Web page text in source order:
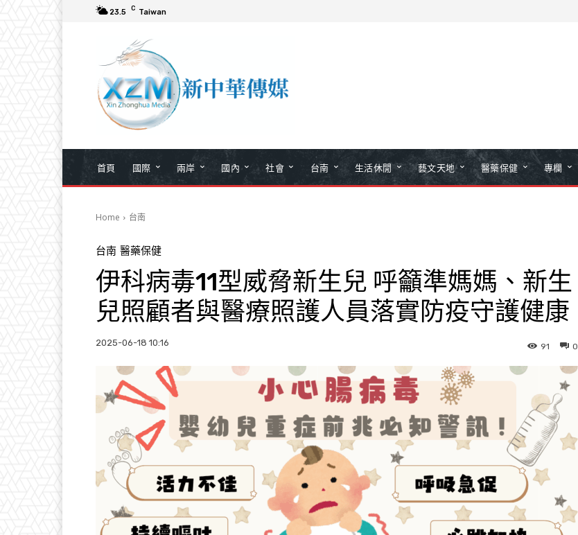
23.5 C Taiwan
首頁 國際 兩岸 國內 社會 台南 生活休閒 藝文天地 醫藥保健 專欄
Home 台南
台南 醫藥保健
伊科病毒11型威脅新生兒 呼籲準媽媽、新生
兒照顧者與醫療照護人員落實防疫守護健康
2025-06-18 10:16 0
91